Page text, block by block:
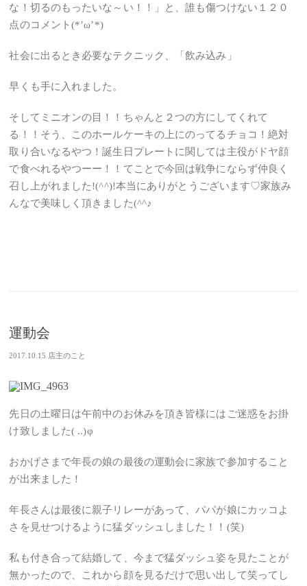
な！切るのもったいな～い！！」と、誰も傷つけない１２０
点のコメント(*’ω’*)
社会に出るとき必要なテクニック、「飲み込み」
早くも手に入れました。
そしてミニオンの目！！ちゃんと２つの方にしてくれて
る！！そう、このホールケーキの上にのってるチョコ！絶対
取り合いなるやつ！誕生日プレートに関しては主役がドヤ顔
で食べれるやつーー！！てことで今回は戦争にならず仲良く
召し上がれました!(^^)!本当にありがとうございます♡家族み
んなで美味しく頂きました(^^♪
運動会
2017.10.15 店主のこと
先日の土曜日は午前中のお休みを頂き皆様にはご迷惑をお掛
け致しました( ..)φ
おかげさまで年長の娘の最後の運動会に家族で参加すること
が出来ました！
年長さんは最後に親子リレーがあって、パパが娘にカッコよ
さを見せつけるように猛ダッシュしました！！(笑)
私も付き合って結婚して、今まで猛ダッシュ姿を見たことが
無かったので、これから顔を見るだけで思い出して笑ってし